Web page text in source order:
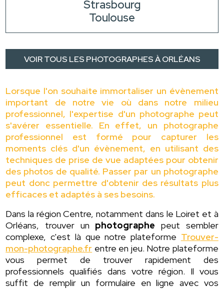
Strasbourg
Toulouse
VOIR TOUS LES PHOTOGRAPHES À ORLÉANS
Lorsque l'on souhaite immortaliser un évènement
important de notre vie où dans notre milieu
professionnel, l'expertise d'un photographe peut
s'avérer essentielle. En effet, un photographe
professionnel est formé pour capturer les
moments clés d'un évènement, en utilisant des
techniques de prise de vue adaptées pour obtenir
des photos de qualité. Passer par un photographe
peut donc permettre d'obtenir des résultats plus
efficaces et adaptés à ses besoins.
Dans la région Centre, notamment dans le Loiret et à
Orléans, trouver un photographe peut sembler
complexe, c'est là que notre plateforme Trouver-
mon-photographe.fr entre en jeu. Notre plateforme
vous permet de trouver rapidement des
professionnels qualifiés dans votre région. Il vous
suffit de remplir un formulaire en ligne avec vos